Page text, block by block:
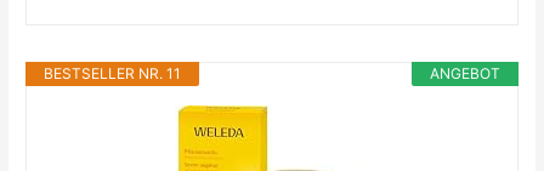
ANGEBOT
BESTSELLER NR. 11